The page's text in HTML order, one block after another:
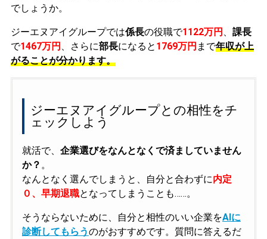
でしょうか。
ジーエヌアイグループでは係長の役職で1122万円
課長
で1467万円 、さらに部長になると 1769万円 まで年収が上
がることが分かります。
ジーエヌアイグループとの相性をチ
ェックしよう
就活で、 企業選びをなんとなくで済ましていません
か？ 。
なんとなく選んでしまうと、自分と合わずに内定
０、早期退職となってしまうことも……。
そうならないために、自分と相性のいい企業をAIに
診断してもらうのがおすすめです。質問に答えるだ